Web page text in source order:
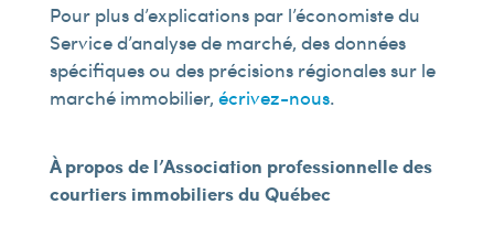
Pour plus d’explications par l’économiste du
Service d’analyse de marché, des données
spécifiques ou des précisions régionales sur le
marché immobilier, écrivez-nous.
À propos de l’Association professionnelle des
courtiers immobiliers du Québec